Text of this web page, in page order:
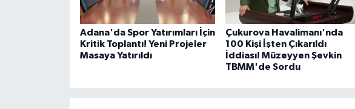
Adana'da Spor Yatırımları İçin
Kritik Toplantı! Yeni Projeler
Masaya Yatırıldı
Çukurova Havalimanı'nda
100 Kişi İşten Çıkarıldı
İddiası! Müzeyyen Şevkin
TBMM'de Sordu